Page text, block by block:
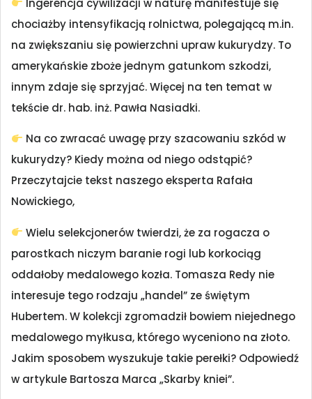
Ingerencja cywilizacji w naturę manifestuje się
chociażby intensyfikacją rolnictwa, polegającą m.in.
na zwiększaniu się powierzchni upraw kukurydzy. To
amerykańskie zboże jednym gatunkom szkodzi,
innym zdaje się sprzyjać. Więcej na ten temat w
tekście dr. hab. inż. Pawła Nasiadki.
Na co zwracać uwagę przy szacowaniu szkód w
kukurydzy? Kiedy można od niego odstąpić?
Przeczytajcie tekst naszego eksperta Rafała
Nowickiego,
Wielu selekcjonerów twierdzi, że za rogacza o
parostkach niczym baranie rogi lub korkociąg
oddałoby medalowego kozła. Tomasza Redy nie
interesuje tego rodzaju „handel” ze świętym
Hubertem. W kolekcji zgromadził bowiem niejednego
medalowego myłkusa, którego wyceniono na złoto.
Jakim sposobem wyszukuje takie perełki? Odpowiedź
w artykule Bartosza Marca „Skarby kniei”.